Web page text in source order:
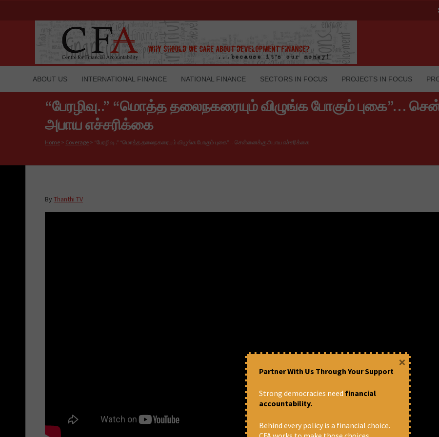
ABOUT US INTERNATIONAL FINANCE NATIONAL FINANCE SECTORS IN FOCUS PROJECTS IN FOCUS
“பேரழிவு..” “மொத்த தலைநகரையும் விழுங்க போகும் புகை”…
அபாய எச்சரிக்கை
Home > Coverage > “பேரழிவு..” “மொத்த தலைநகரையும் விழுங்க போகும் புகை”… சென்னைக்கு அபாய எச்சரிக்கை
By Thanthi TV
Partner With Us Through Your Support
Strong democracies need financial
accountability.
Behind every policy is a financial choice.
×